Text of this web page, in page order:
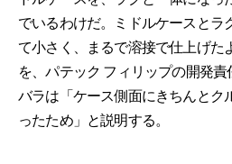
でいるわけだ。ミドルケースとラ
て小さく、まるで溶接で仕上げた
を、パテック フィリップの開発責
バラは「ケース側面にきちんとク
ったため」と説明する。